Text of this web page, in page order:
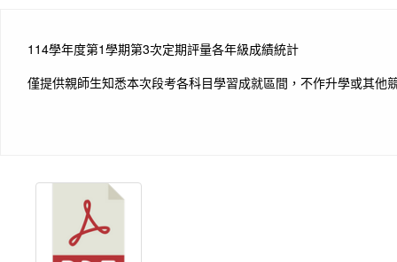
114學年度第1學期第3次定期評量各年級成績統計
僅提供親師生知悉本次段考各科目學習成就區間，不作升學或其他